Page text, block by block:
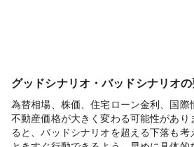
グッドシナリオ・バッドシナリオの
為替相場、株価、住宅ローン金利、国際
不動産価格が大きく変わる可能性があり
ると、バッドシナリオを超える下落も考